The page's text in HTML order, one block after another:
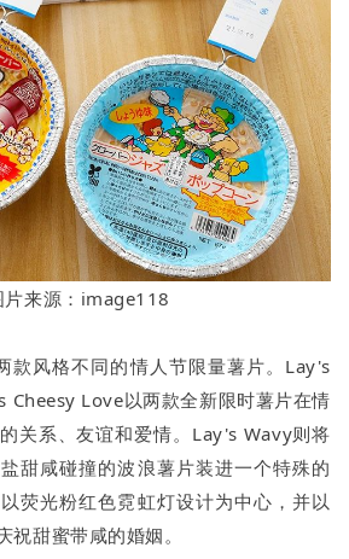
片来源：image118
款风格不同的情人节限量薯片。Lay's
Cheesy Love以两款全新限时薯片在情
关系、友谊和爱情。Lay's Wavy则将
甜咸碰撞的波浪薯片装进一个特殊的
荧光粉红色霓虹灯设计为中心，并以
甜蜜带咸的婚姻。